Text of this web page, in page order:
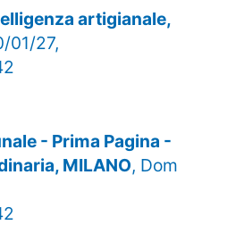
artigianale,
01/27,
- Prima Pagina -
MILANO, Dom